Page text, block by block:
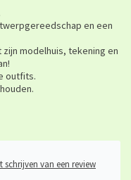
en een
modelhuis, tekening en
outfits.
van een review